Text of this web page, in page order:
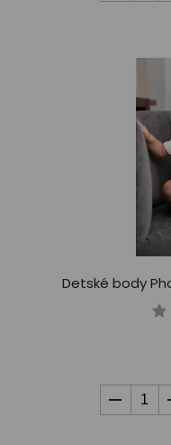
Detské body